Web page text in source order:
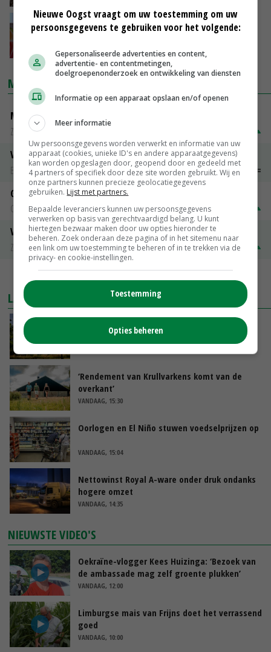
FrieslandCampina maakt ruimte voor nieuwe
leden
10-06-2022
MARKTPRIJZEN
Magere melkpoeder
Zuivel NL
Vleeskuikens 2001-2600 gr
Barneveld
€ 1,09~ € 1,11
Gerst
Groningen
€ 197,00
Volle melkpoeder
Zuivel NL
€ 345,00 € 20,00
LAATSTE NIEUWS
Kamervragen over onttrekkingsverbod,
minister spreekt van ‘ondernemersrisico’
‘Rendement van Krullvarkens komt van de
overkant’
VANDAAG, 15:30
Oorlogen en El Niño stuwen voedselprijzen op
VANDAAG, 15:04
Nettowinst Royal A-ware onder druk ondanks
hogere omzet
VANDAAG, 14:35
NIEUWSTE VIDEO'S
Oekraïne-vlogger Kees Huizinga: ‘Bezoek van
de ambassade mag zelf groente plukken’
VANDAAG, 12:00
Limburgse mais van Frijns doet het verrassend
goed
VANDAAG, 10:00
Nieuwe Oogst vraagt om uw toestemming om uw
persoonsgegevens te gebruiken voor het volgende:
Gepersonaliseerde advertenties en content,
advertentie- en contentmetingen,
doelgroepenonderzoek en ontwikkeling van diensten
Informatie op een apparaat opslaan en/of openen
Meer informatie
Uw persoonsgegevens worden verwerkt en informatie van uw
apparaat (cookies, unieke ID's en andere apparaatgegevens)
kan worden opgeslagen door, geopend door en gedeeld met
4 partners of specifiek door deze site worden gebruikt. Wij en
onze partners kunnen precieze geolocatiegegevens
gebruiken. Lijst met partners.
Bepaalde leveranciers kunnen uw persoonsgegevens
verwerken op basis van gerechtvaardigd belang. U kunt
hiertegen bezwaar maken door uw opties hieronder te
beheren. Zoek onderaan deze pagina of in het sitemenu naar
een link om uw toestemming te beheren of in te trekken via de
privacy- en cookie-instellingen.
Toestemming
Opties beheren